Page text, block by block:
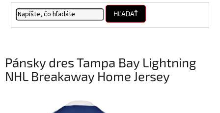
HĽADAŤ
Pánsky dres Tampa Bay Lightning
NHL Breakaway Home Jersey